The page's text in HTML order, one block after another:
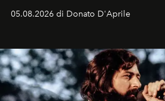
logomania pensata per la spiaggia
Kate, Claudia e Carla una dietro
uno dei documenti più
05.08.2026 di Donato D'Aprile